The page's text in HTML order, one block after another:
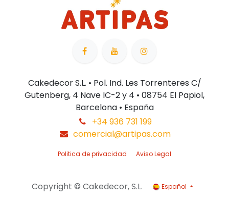
Cakedecor S.L. • Pol. Ind. Les Torrenteres C/
Gutenberg, 4 Nave IC-2 y 4 • 08754 El Papiol,
Barcelona • España
+34 936 731 199
comercial@artipas.com
Politica de privacidad Aviso Legal
Copyright © Cakedecor, S.L. Español